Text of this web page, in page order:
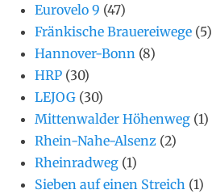
Eurovelo 9 (47)
Fränkische Brauereiwege (5)
Hannover-Bonn (8)
HRP (30)
LEJOG (30)
Mittenwalder Höhenweg (1)
Rhein-Nahe-Alsenz (2)
Rheinradweg (1)
Sieben auf einen Streich (1)